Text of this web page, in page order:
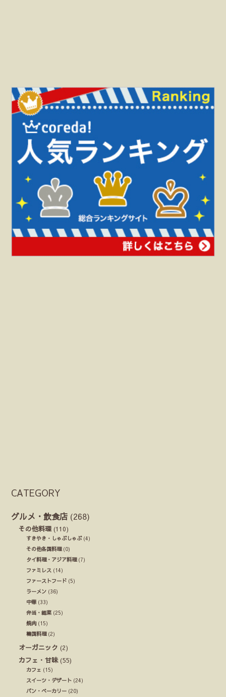
CATEGORY
グルメ・飲食店 (268)
その他料理 (110)
すきやき・しゃぶしゃぶ(4)
その他各国料理(0)
タイ料理・アジア料理(7)
ファミレス (14)
ファーストフード (5)
ラーメン (36)
中華(33)
弁当・総菜 (25)
焼肉 (15)
韓国料理(2)
オーガニック (2)
カフェ・甘味(55)
カフェ (15)
スイーツ・デザート (24)
パン・ベーカリー (20)